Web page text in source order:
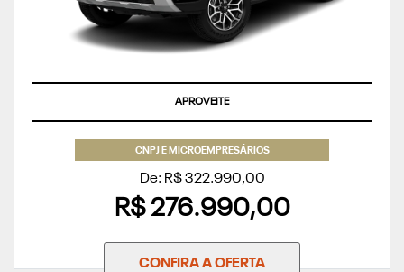
APROVEITE
CNPJ E MICROEMPRESÁRIOS
De: R$ 322.990,00
R$ 276.990,00
CONFIRA A OFERTA